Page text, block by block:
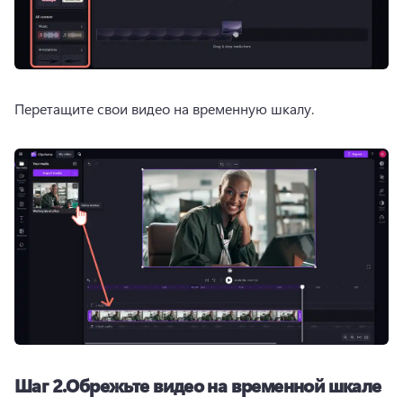
Перетащите свои видео на временную шкалу.
Шаг 2.Обрежьте видео на временной шкале